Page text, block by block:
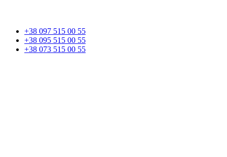
+38 097 515 00 55
+38 095 515 00 55
+38 073 515 00 55